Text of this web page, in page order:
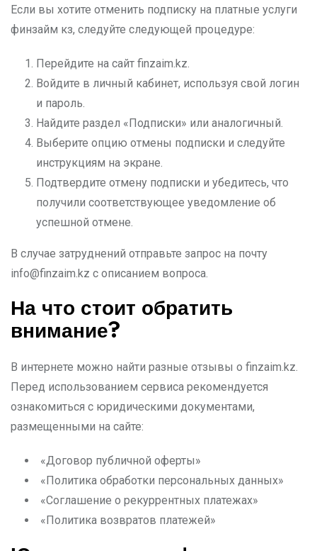
Если вы хотите отменить подписку на платные услуги
финзайм кз, следуйте следующей процедуре:
Перейдите на сайт finzaim.kz.
Войдите в личный кабинет, используя свой логин
и пароль.
Найдите раздел «Подписки» или аналогичный.
Выберите опцию отмены подписки и следуйте
инструкциям на экране.
Подтвердите отмену подписки и убедитесь, что
получили соответствующее уведомление об
успешной отмене.
В случае затруднений отправьте запрос на почту
info@finzaim.kz с описанием вопроса.
На что стоит обратить
внимание?
В интернете можно найти разные отзывы о finzaim.kz.
Перед использованием сервиса рекомендуется
ознакомиться с юридическими документами,
размещенными на сайте:
«Договор публичной оферты»
«Политика обработки персональных данных»
«Соглашение о рекуррентных платежах»
«Политика возвратов платежей»